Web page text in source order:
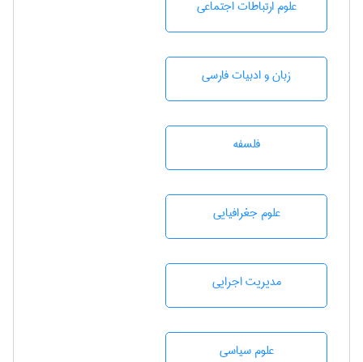
علوم ارتباطات اجتماعی
زبان و ادبيات فارسی
فلسفه
علوم جغرافيايی
مديريت اجرايی
علوم سياسی